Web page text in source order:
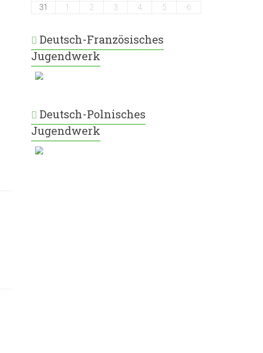
31
1 2 3 4 5 6
Deutsch-Französisches
Jugendwerk
Deutsch-Polnisches
Jugendwerk